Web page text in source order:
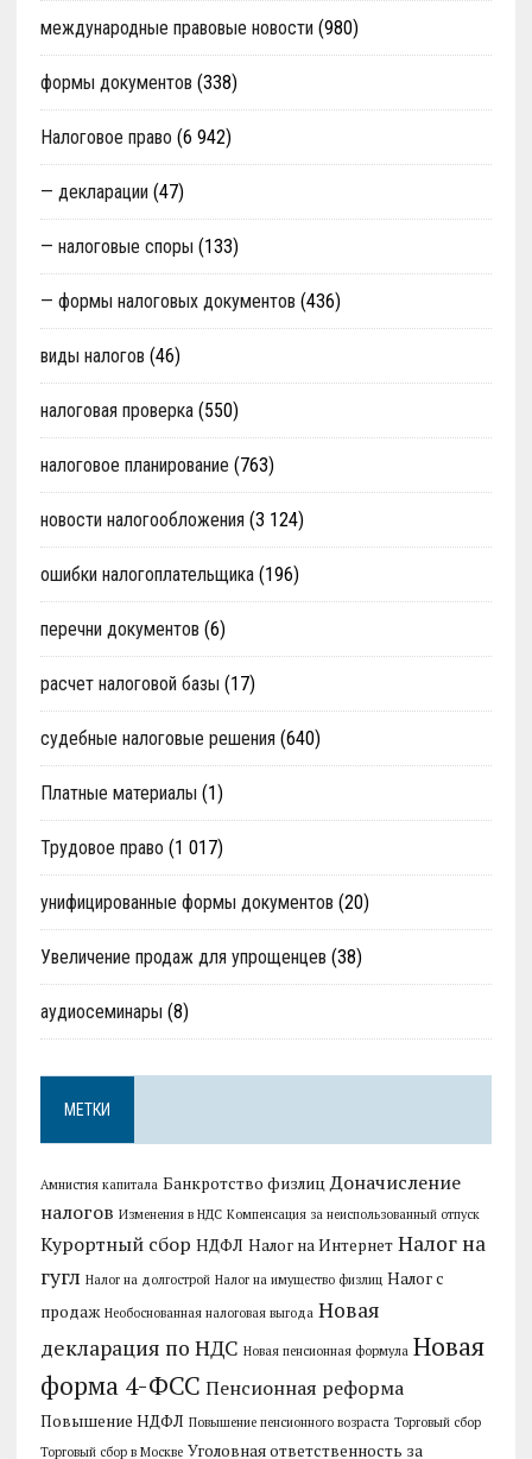
международные правовые новости (980)
формы документов (338)
Налоговое право (6 942)
— декларации (47)
— налоговые споры (133)
— формы налоговых документов (436)
виды налогов (46)
налоговая проверка(550)
налоговое планирование (763)
новости налогообложения (3 124)
ошибки налогоплательщика(196)
перечни документов (6)
расчет налоговой базы (17)
судебные налоговые решения (640)
Платные материалы (1)
Трудовое право (1 017)
унифицированные формы документов (20)
Увеличение продаж для упрощенцев (38)
аудиосеминары (8)
МЕТКИ
Амнистия капитала Банкротство физлиц Доначисление
налогов Изменения в НДС Компенсация за неиспользованный отпуск
Курортный сбор НДФЛ Налог на Интернет Налог на
гугл Налог на долгострой Налог на имущество физлиц Налог с
продаж Необоснованная налоговая выгода Новая
декларация по НДС Новая пенсионная формула Новая
форма 4-ФСС Пенсионная реформа
Повышение НДФЛ Повышение пенсионного возраста Торговый сбор
Торговый сбор в Москве Уголовная ответственность за